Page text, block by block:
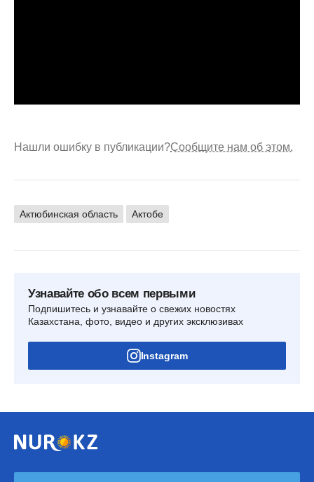
Нашли ошибку в публикации?Сообщите нам об этом.
Актюбинская область Актобе
Узнавайте обо всем первыми
Подпишитесь и узнавайте о свежих новостях
Казахстана, фото, видео и других эксклюзивах
Instagram